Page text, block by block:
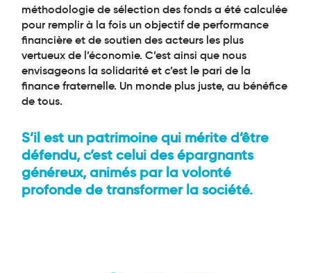
méthodologie de sélection des fonds a été calculée
pour remplir à la fois un objectif de performance
financière et de soutien des acteurs les plus
vertueux de l’économie. C’est ainsi que nous
envisageons la solidarité et c’est le pari de la
finance fraternelle. Un monde plus juste, au bénéfice
de tous.
S’il est un patrimoine qui mérite d’être
défendu, c’est celui des épargnants
généreux, animés par la volonté
profonde de transformer la société.